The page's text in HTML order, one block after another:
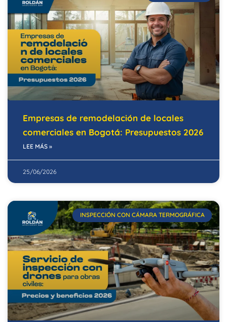
Empresas de remodelación de locales
comerciales en Bogotá: Presupuestos 2026
LEE MÁS »
25/06/2026
INSPECCIÓN CON CÁMARA TERMOGRÁFICA